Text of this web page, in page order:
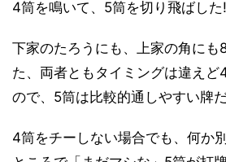
4筒を鳴いて、5筒を切り飛ばした!
下家のたろうにも、上家の角にも
た、両者ともタイミングは違えど
ので、5筒は比較的通しやすい牌だ
4筒をチーしない場合でも、何か